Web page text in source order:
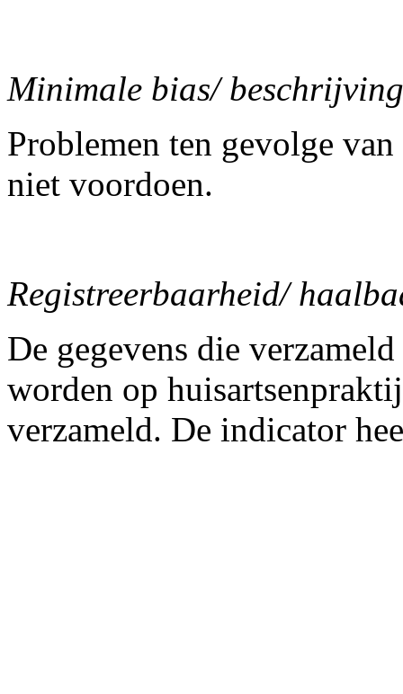
Minimale bias/
Problemen ten gevolge
niet voordoen.
Registreerbaarheid/
De gegevens die
worden op
verzameld. De indicator